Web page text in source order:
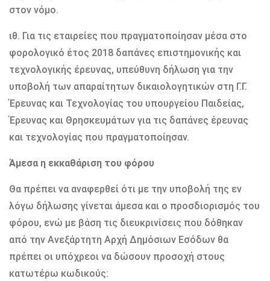
στον νόμο.
ιθ. Για τις εταιρείες που πραγματοποίησαν μέσα στο
φορολογικό έτος 2018 δαπάνες επιστημονικής και
τεχνολογικής έρευνας, υπεύθυνη δήλωση για την
υποβολή των απαραίτητων δικαιολογητικών στη Γ.Γ.
Έρευνας και Τεχνολογίας του υπουργείου Παιδείας,
Έρευνας και Θρησκευμάτων για τις δαπάνες έρευνας
και τεχνολογίας που πραγματοποίησαν.
Άμεσα η εκκαθάριση του φόρου
Θα πρέπει να αναφερθεί ότι με την υποβολή της εν
λόγω δήλωσης γίνεται άμεσα και ο προσδιορισμός του
φόρου, ενώ με βάση τις διευκρινίσεις που δόθηκαν
από την Ανεξάρτητη Αρχή Δημόσιων Εσόδων θα
πρέπει οι υπόχρεοι να δώσουν προσοχή στους
κατωτέρω κωδικούς: